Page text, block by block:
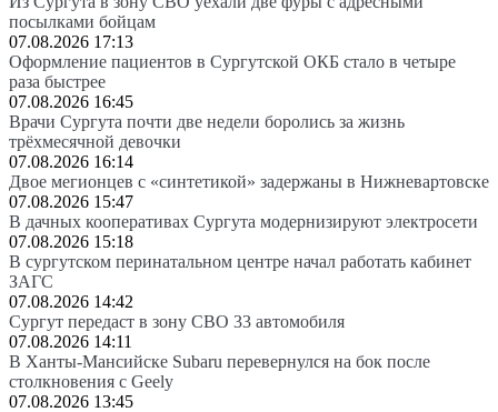
посылками бойцам
07.08.2026 17:13
Оформление пациентов в Сургутской ОКБ стало в четыре
раза быстрее
07.08.2026 16:45
Врачи Сургута почти две недели боролись за жизнь
трёхмесячной девочки
07.08.2026 16:14
Двое мегионцев с «синтетикой» задержаны в Нижневартовске
07.08.2026 15:47
В дачных кооперативах Сургута модернизируют электросети
07.08.2026 15:18
В сургутском перинатальном центре начал работать кабинет
ЗАГС
07.08.2026 14:42
Сургут передаст в зону СВО 33 автомобиля
07.08.2026 14:11
В Ханты-Мансийске Subaru перевернулся на бок после
столкновения с Geely
07.08.2026 13:45